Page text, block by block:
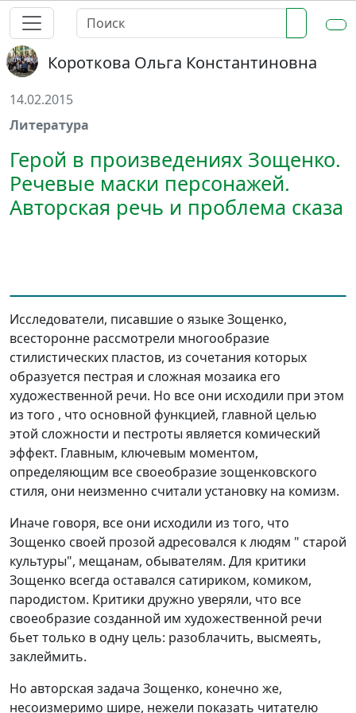
Короткова Ольга Константиновна
14.02.2015
Литература
Герой в произведениях Зощенко.
Речевые маски персонажей.
Авторская речь и проблема сказа
Исследователи, писавшие о языке Зощенко,
всесторонне рассмотрели многообразие
стилистических пластов, из сочетания которых
образуется пестрая и сложная мозаика его
художественной речи. Но все они исходили при этом
из того , что основной функцией, главной целью
этой сложности и пестроты является комический
эффект. Главным, ключевым моментом,
определяющим все своеобразие зощенковского
стиля, они неизменно считали установку на комизм.
Иначе говоря, все они исходили из того, что
Зощенко своей прозой адресовался к людям " старой
культуры", мещанам, обывателям. Для критики
Зощенко всегда оставался сатириком, комиком,
пародистом. Критики дружно уверяли, что все
своеобразие созданной им художественной речи
бьет только в одну цель: разоблачить, высмеять,
заклеймить.
Но авторская задача Зощенко, конечно же,
несоизмеримо шире, нежели показать читателю